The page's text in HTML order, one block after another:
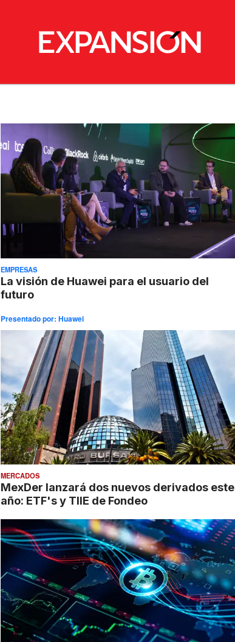
EMPRESAS
La visión de Huawei para el usuario del
futuro
Presentado por:Huawei
MERCADOS
MexDer lanzará dos nuevos derivados este
año: ETF's y TIIE de Fondeo